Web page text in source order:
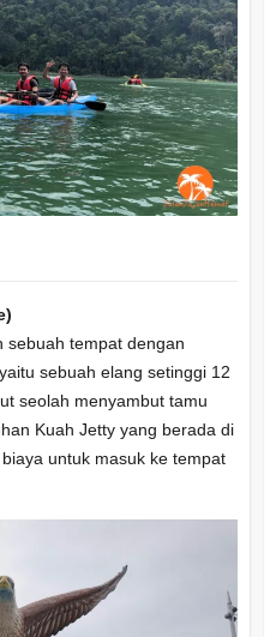
sebuah tempat dengan
sebuah elang setinggi 12
seolah menyambut tamu
Kuah Jetty yang berada di
untuk masuk ke tempat